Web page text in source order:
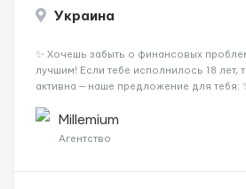
Украина
✨ Хочешь забыть о финансовых
лучшим! Если тебе исполнилось 18 лет,
активна — наше предложение для тебя:
Наличные на руки в конце каждой
Millemium
Агентство